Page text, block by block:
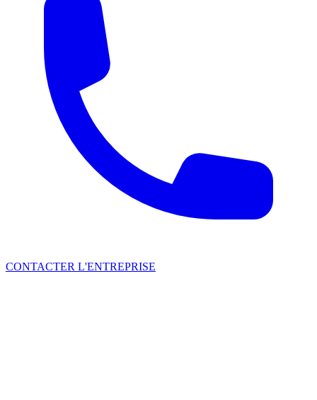
CONTACTER L'ENTREPRISE